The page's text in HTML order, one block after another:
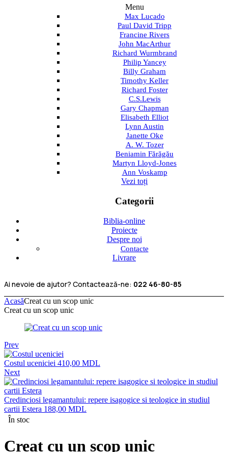
Menu
Max Lucado
Paul David Tripp
Francine Rivers
John MacArthur
Richard Wurmbrand
Philip Yancey
Billy Graham
Timothy Keller
Richard Foster
C.S.Lewis
Gary Chapman
Elisabeth Elliot
Lynn Austin
Janette Oke
A. W. Tozer
Beniamin Fărăgău
Martyn Lloyd-Jones
Ann Voskamp
Vezi toți
Categorii
Biblia-online
Proiecte
Despre noi
Contacte
Livrare
Ai nevoie de ajutor? Contactează-ne: 022 46-80-85
AcasăCreat cu un scop unic
Creat cu un scop unic
Prev
Costul uceniciei 410,00 MDL
Next
Credinciosi legamantului: repere isagogice si teologice in studiul
cartii Estera 188,00 MDL
În stoc
Creat cu un scop unic